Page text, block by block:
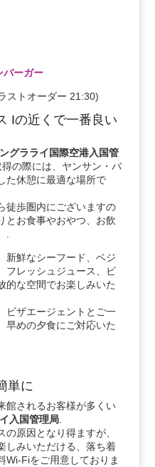
バーガー
ストオーダー 21:30)
Iの近くで一番良い
ングラライ国際空港入国管
の際には、ヤンサン・バ
た休憩に最適な場所で
徒歩圏内にございますの
とお食事やおやつ、お飲
.
新鮮なシーフード、ベジ
フレッシュジュース、ビ
的な空間でお楽しみいた
ビザエージェントとご一
早めの夕食にご対応いた
単に
館されるお客様が多くい
入国管理局.
原因となり得ますが、
しみいただける、落ち着
Wi-Fiをご用意しておりま